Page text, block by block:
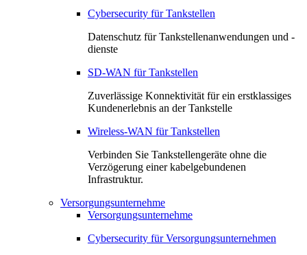
Cybersecurity für Tankstellen
Datenschutz für Tankstellenanwendungen und -
dienste
SD-WAN für Tankstellen
Zuverlässige Konnektivität für ein erstklassiges
Kundenerlebnis an der Tankstelle
Wireless-WAN für Tankstellen
Verbinden Sie Tankstellengeräte ohne die
Verzögerung einer kabelgebundenen
Infrastruktur.
Versorgungsunternehme
Versorgungsunternehme
Cybersecurity für Versorgungsunternehmen